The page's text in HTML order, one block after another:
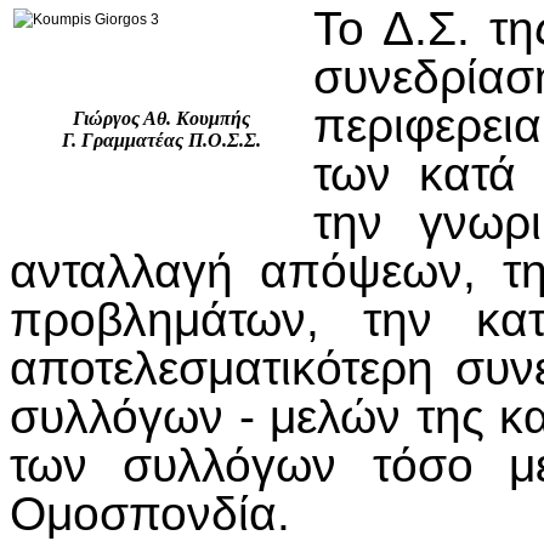
Γιώργος Αθ. Κουμπής
Γ. Γραμματέας Π.Ο.Σ.Σ.
Το Δ.Σ.
των κατά
την
ανταλλαγή απόψεων,
προβλημάτων, την
αποτελεσματικότερη
συλλόγων - μελών της
των συλλόγων τόσο
Ομοσπονδία.